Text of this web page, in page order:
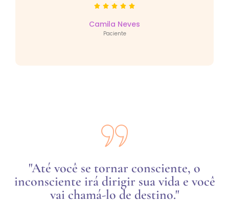
Camila Neves
Paciente
"Até você se tornar consciente, o
inconsciente irá dirigir sua vida e você
vai chamá-lo de destino."